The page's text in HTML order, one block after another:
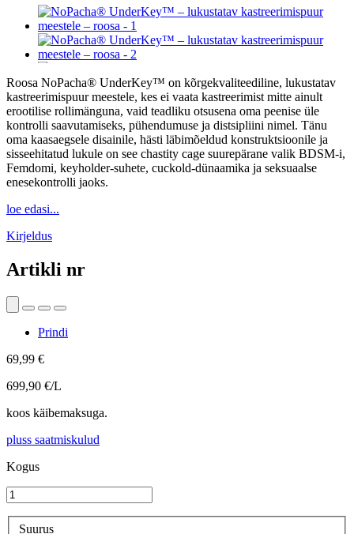
Roosa NoPacha® UnderKey™ on kõrgekvaliteediline, lukustatav
kastreerimispuur meestele, kes ei vaata kastreerimist mitte ainult
erootilise rollimänguna, vaid teadliku otsusena oma peenise üle
kontrolli saavutamiseks, pühendumuse ja distsipliini nimel. Tänu
oma kaasaegsele disainile, hästi läbimõeldud konstruktsioonile ja
sisseehitatud lukule on see chastity cage suurepärane valik BDSM-i,
Femdomi, keyholder-suhete, cuckold-dünaamika ja seksuaalse
enesekontrolli jaoks.
loe edasi...
Kirjeldus
Artikli nr
Prindi
69,99 €
699,90 €/L
koos käibemaksuga.
pluss saatmiskulud
Kogus
Suurus